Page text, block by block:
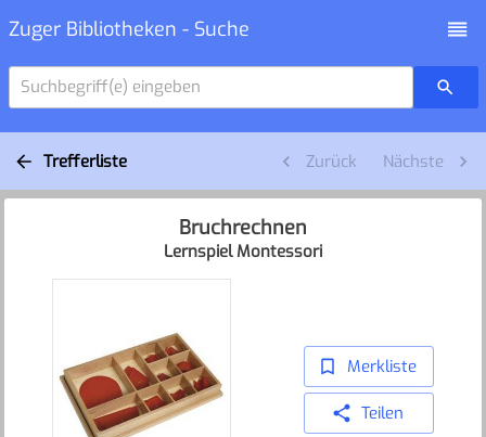
Zuger Bibliotheken - Suche
Suchbegriff(e) eingeben
Trefferliste Zurück Nächste
Bruchrechnen
Lernspiel Montessori
Merkliste
Teilen